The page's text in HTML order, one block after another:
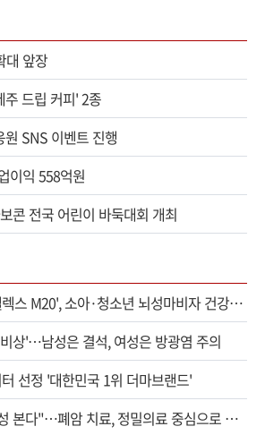
대 앞장
드립 커피' 2종
SNS 이벤트 진행
이익 558억원
콘 전국 어린이 바둑대회 개최
소아·청소년 뇌성마비자 건강보험 확대 적용
상'…남성은 결석, 여성은 방광염 주의
선정 '대한민국 1위 더마브랜드'
다"…폐암 치료, 정밀의료 중심으로 진화